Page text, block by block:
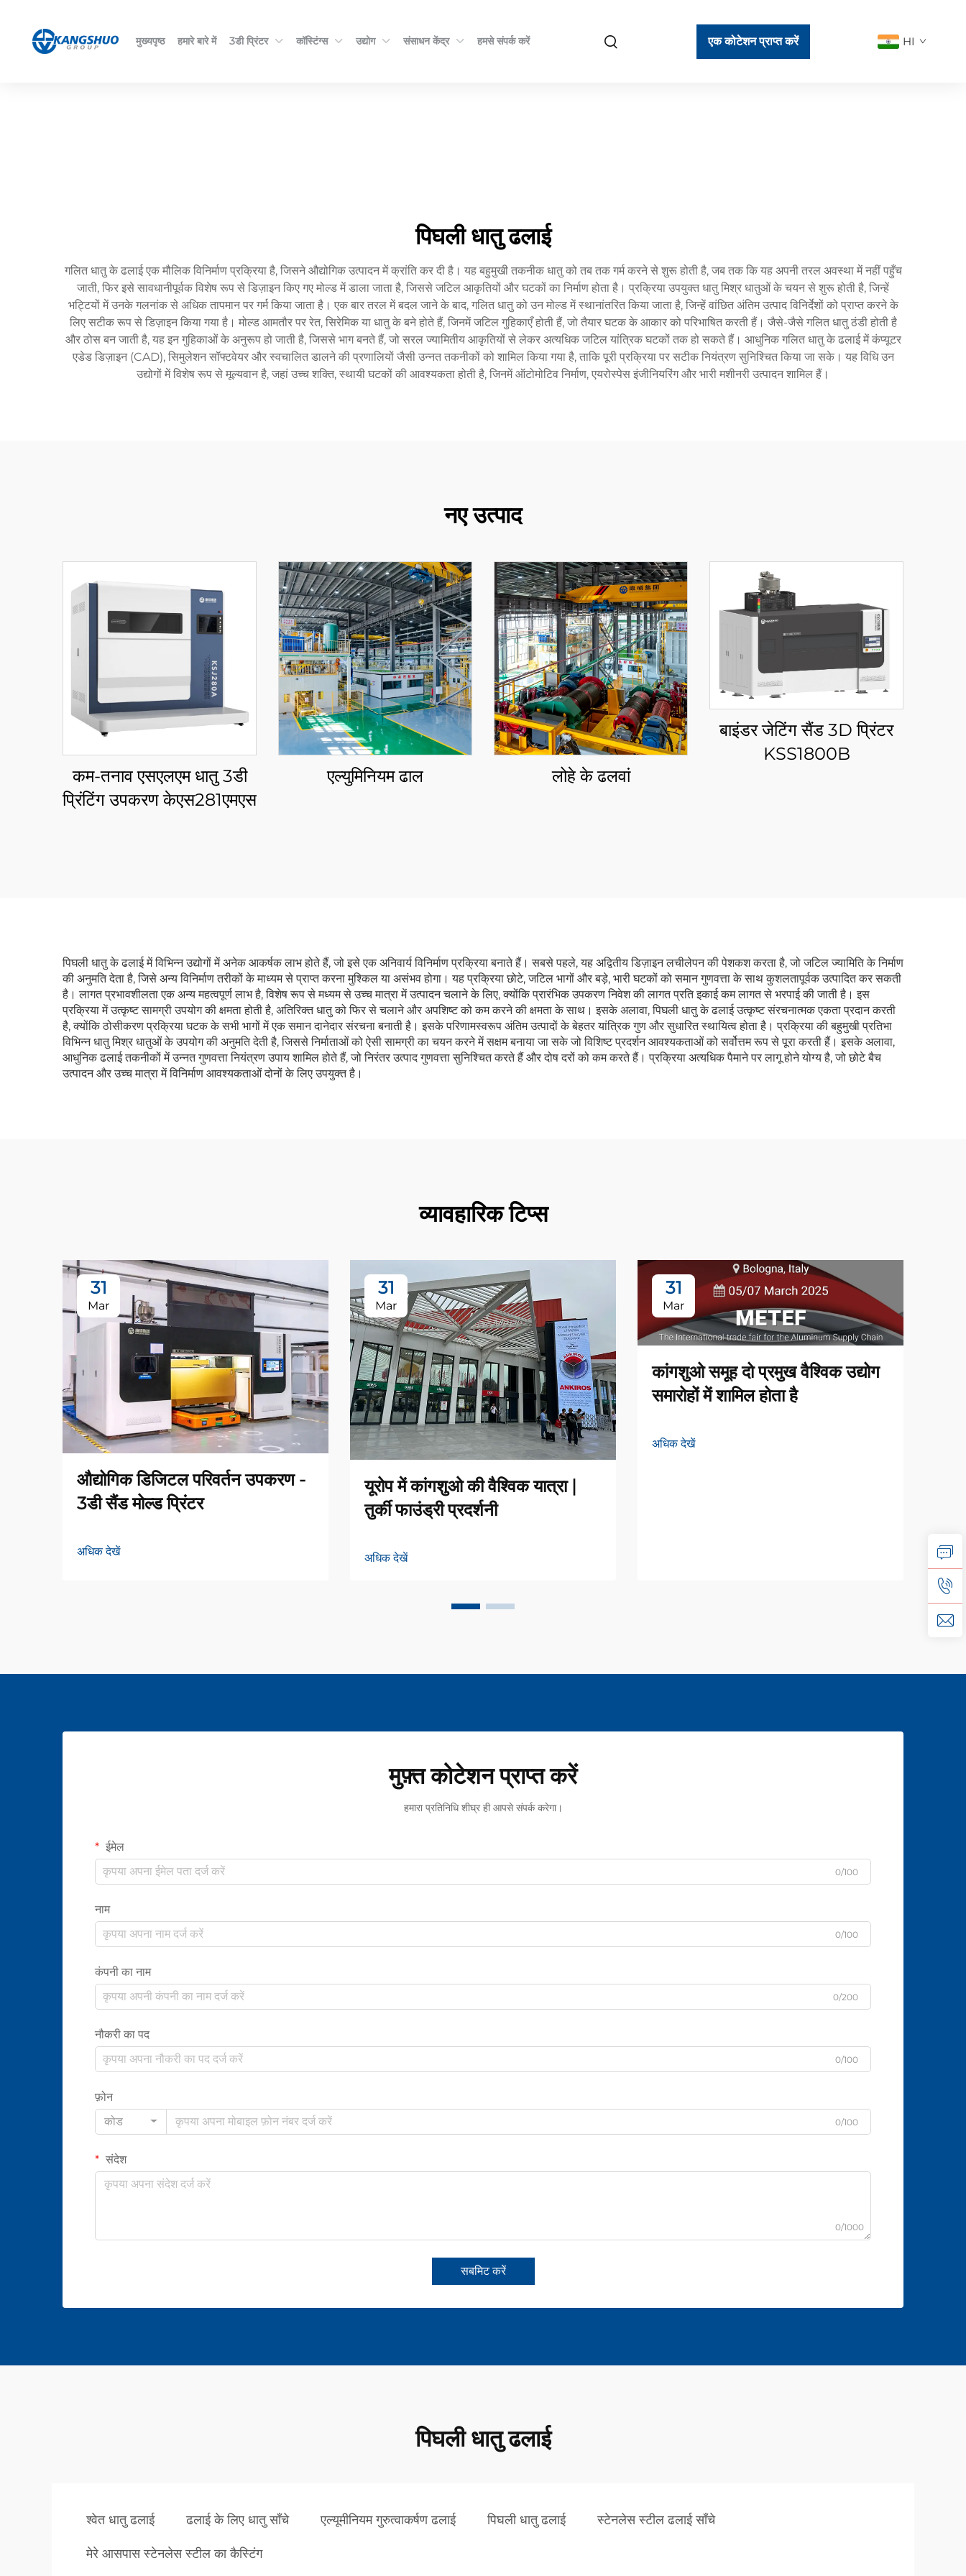
मुख्यपृष्ठ हमारे बारे में 3डी प्रिंटर कॉस्टिंग्स उद्योग संसाधन केंद्र हमसे संपर्क करें एक कोटेशन प्राप्त करें HI
पिघली धातु ढलाई
गलित धातु के ढलाई एक मौलिक विनिर्माण प्रक्रिया है, जिसने औद्योगिक उत्पादन में क्रांति कर दी है। यह बहुमुखी तकनीक धातु को तब तक गर्म करने से शुरू होती है, जब तक कि यह अपनी तरल अवस्था में नहीं पहुँच
जाती, फिर इसे सावधानीपूर्वक विशेष रूप से डिज़ाइन किए गए मोल्ड में डाला जाता है, जिससे जटिल आकृतियों और घटकों का निर्माण होता है। प्रक्रिया उपयुक्त धातु मिश्र धातुओं के चयन से शुरू होती है, जिन्हें
भट्टियों में उनके गलनांक से अधिक तापमान पर गर्म किया जाता है। एक बार तरल में बदल जाने के बाद, गलित धातु को उन मोल्ड में स्थानांतरित किया जाता है, जिन्हें वांछित अंतिम उत्पाद विनिर्देशों को प्राप्त करने के
लिए सटीक रूप से डिज़ाइन किया गया है। मोल्ड आमतौर पर रेत, सिरेमिक या धातु के बने होते हैं, जिनमें जटिल गुहिकाएँ होती हैं, जो तैयार घटक के आकार को परिभाषित करती हैं। जैसे-जैसे गलित धातु ठंडी होती है
और ठोस बन जाती है, यह इन गुहिकाओं के अनुरूप हो जाती है, जिससे भाग बनते हैं, जो सरल ज्यामितीय आकृतियों से लेकर अत्यधिक जटिल यांत्रिक घटकों तक हो सकते हैं। आधुनिक गलित धातु के ढलाई में कंप्यूटर
एडेड डिज़ाइन (CAD), सिमुलेशन सॉफ्टवेयर और स्वचालित डालने की प्रणालियों जैसी उन्नत तकनीकों को शामिल किया गया है, ताकि पूरी प्रक्रिया पर सटीक नियंत्रण सुनिश्चित किया जा सके। यह विधि उन
उद्योगों में विशेष रूप से मूल्यवान है, जहां उच्च शक्ति, स्थायी घटकों की आवश्यकता होती है, जिनमें ऑटोमोटिव निर्माण, एयरोस्पेस इंजीनियरिंग और भारी मशीनरी उत्पादन शामिल हैं।
नए उत्पाद
कम-तनाव एसएलएम धातु 3डी
प्रिंटिंग उपकरण केएस281एमएस
एल्युमिनियम ढाल लोहे के ढलवां
बाइंडर जेटिंग सैंड 3D प्रिंटर
KSS1800B
पिघली धातु के ढलाई में विभिन्न उद्योगों में अनेक आकर्षक लाभ होते हैं, जो इसे एक अनिवार्य विनिर्माण प्रक्रिया बनाते हैं। सबसे पहले, यह अद्वितीय डिज़ाइन लचीलेपन की पेशकश करता है, जो जटिल ज्यामिति के निर्माण
की अनुमति देता है, जिसे अन्य विनिर्माण तरीकों के माध्यम से प्राप्त करना मुश्किल या असंभव होगा। यह प्रक्रिया छोटे, जटिल भागों और बड़े, भारी घटकों को समान गुणवत्ता के साथ कुशलतापूर्वक उत्पादित कर सकती
है। लागत प्रभावशीलता एक अन्य महत्वपूर्ण लाभ है, विशेष रूप से मध्यम से उच्च मात्रा में उत्पादन चलाने के लिए, क्योंकि प्रारंभिक उपकरण निवेश की लागत प्रति इकाई कम लागत से भरपाई की जाती है। इस
प्रक्रिया में उत्कृष्ट सामग्री उपयोग की क्षमता होती है, अतिरिक्त धातु को फिर से चलाने और अपशिष्ट को कम करने की क्षमता के साथ। इसके अलावा, पिघली धातु के ढलाई उत्कृष्ट संरचनात्मक एकता प्रदान करती
है, क्योंकि ठोसीकरण प्रक्रिया घटक के सभी भागों में एक समान दानेदार संरचना बनाती है। इसके परिणामस्वरूप अंतिम उत्पादों के बेहतर यांत्रिक गुण और सुधारित स्थायित्व होता है। प्रक्रिया की बहुमुखी प्रतिभा
विभिन्न धातु मिश्र धातुओं के उपयोग की अनुमति देती है, जिससे निर्माताओं को ऐसी सामग्री का चयन करने में सक्षम बनाया जा सके जो विशिष्ट प्रदर्शन आवश्यकताओं को सर्वोत्तम रूप से पूरा करती हैं। इसके अलावा,
आधुनिक ढलाई तकनीकों में उन्नत गुणवत्ता नियंत्रण उपाय शामिल होते हैं, जो निरंतर उत्पाद गुणवत्ता सुनिश्चित करते हैं और दोष दरों को कम करते हैं। प्रक्रिया अत्यधिक पैमाने पर लागू होने योग्य है, जो छोटे बैच
उत्पादन और उच्च मात्रा में विनिर्माण आवश्यकताओं दोनों के लिए उपयुक्त है।
व्यावहारिक टिप्स
31
Mar
औद्योगिक डिजिटल परिवर्तन उपकरण -
3डी सैंड मोल्ड प्रिंटर
अधिक देखें
31
Mar
यूरोप में कांगशुओ की वैश्विक यात्रा |
तुर्की फाउंड्री प्रदर्शनी
अधिक देखें
31
Mar
कांगशुओ समूह दो प्रमुख वैश्विक उद्योग
समारोहों में शामिल होता है
अधिक देखें
मुफ़्त कोटेशन प्राप्त करें
हमारा प्रतिनिधि शीघ्र ही आपसे संपर्क करेगा।
ईमेल
0/100
नाम
0/100
कंपनी का नाम
0/200
नौकरी का पद
0/100
फ़ोन
कोड
0/100
संदेश
0/1000
सबमिट करें
पिघली धातु ढलाई
श्वेत धातु ढलाई ढलाई के लिए धातु साँचे एल्यूमीनियम गुरुत्वाकर्षण ढलाई पिघली धातु ढलाई स्टेनलेस स्टील ढलाई साँचे
मेरे आसपास स्टेनलेस स्टील का कैस्टिंग